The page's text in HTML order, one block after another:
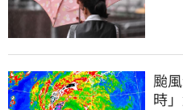
颱
時